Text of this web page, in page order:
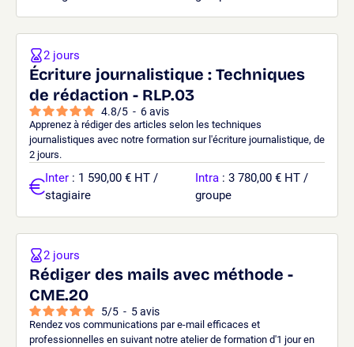
Écriture journalistique : Techniques
de rédaction - RLP.03
4.8/5 - 6avis
Apprenez à rédiger des articles selon les techniques
journalistiques avec notre formation sur l'écriture journalistique, de
2 jours.
2 jours
Inter : 1 590,00 € HT /
stagiaire
Intra : 3 780,00 € HT /
groupe
Rédiger des mails avec méthode -
CME.20
5/5 - 5avis
Rendez vos communications par e-mail efficaces et
professionnelles en suivant notre atelier de formation d'1 jour en
2 jours